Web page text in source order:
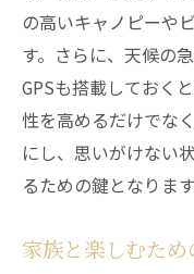
の高いキャノピーや
す。さらに、天候の
GPSも搭載しておく
性を高めるだけでな
にし、思いがけない
るための鍵となります
家族と楽しむた